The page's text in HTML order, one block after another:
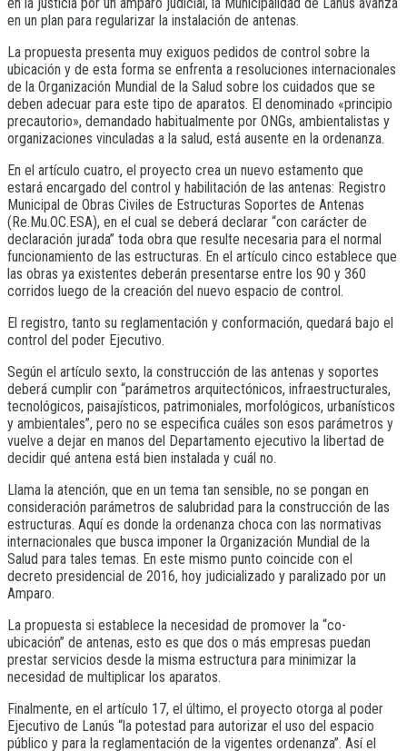
en un plan para regularizar la instalación de antenas.
La propuesta presenta muy exiguos pedidos de control sobre la
ubicación y de esta forma se enfrenta a resoluciones internacionales
de la Organización Mundial de la Salud sobre los cuidados que se
deben adecuar para este tipo de aparatos. El denominado «principio
precautorio», demandado habitualmente por ONGs, ambientalistas y
organizaciones vinculadas a la salud, está ausente en la ordenanza.
En el artículo cuatro, el proyecto crea un nuevo estamento que
estará encargado del control y habilitación de las antenas: Registro
Municipal de Obras Civiles de Estructuras Soportes de Antenas
(Re.Mu.OC.ESA), en el cual se deberá declarar “con carácter de
declaración jurada” toda obra que resulte necesaria para el normal
funcionamiento de las estructuras. En el artículo cinco establece que
las obras ya existentes deberán presentarse entre los 90 y 360
corridos luego de la creación del nuevo espacio de control.
El registro, tanto su reglamentación y conformación, quedará bajo el
control del poder Ejecutivo.
Según el artículo sexto, la construcción de las antenas y soportes
deberá cumplir con “parámetros arquitectónicos, infraestructurales,
tecnológicos, paisajísticos, patrimoniales, morfológicos, urbanísticos
y ambientales”, pero no se especifica cuáles son esos parámetros y
vuelve a dejar en manos del Departamento ejecutivo la libertad de
decidir qué antena está bien instalada y cuál no.
Llama la atención, que en un tema tan sensible, no se pongan en
consideración parámetros de salubridad para la construcción de las
estructuras. Aquí es donde la ordenanza choca con las normativas
internacionales que busca imponer la Organización Mundial de la
Salud para tales temas. En este mismo punto coincide con el
decreto presidencial de 2016, hoy judicializado y paralizado por un
Amparo.
La propuesta si establece la necesidad de promover la “co-
ubicación” de antenas, esto es que dos o más empresas puedan
prestar servicios desde la misma estructura para minimizar la
necesidad de multiplicar los aparatos.
Finalmente, en el artículo 17, el último, el proyecto otorga al poder
Ejecutivo de Lanús “la potestad para autorizar el uso del espacio
público y para la reglamentación de la vigentes ordenanza”. Así el